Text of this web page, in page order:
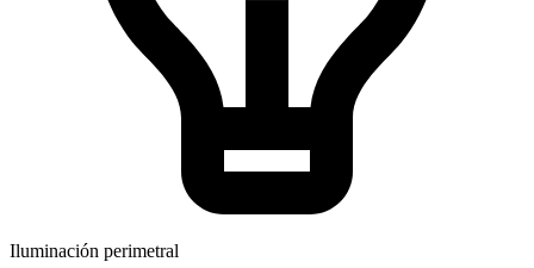
Iluminación perimetral